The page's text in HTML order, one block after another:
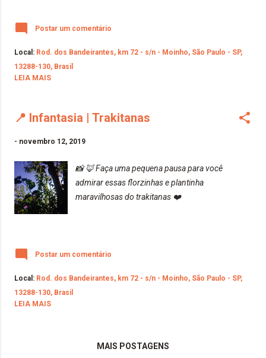
Postar um comentário
Local: Rod. dos Bandeirantes, km 72 - s/n - Moinho, São Paulo - SP,
13288-130, Brasil
LEIA MAIS
📍 Infantasia | Trakitanas
- novembro 12, 2019
📸 🦊 Faça uma pequena pausa para você
admirar essas florzinhas e plantinha
maravilhosas do trakitanas ❤️
Postar um comentário
Local: Rod. dos Bandeirantes, km 72 - s/n - Moinho, São Paulo - SP,
13288-130, Brasil
LEIA MAIS
MAIS POSTAGENS